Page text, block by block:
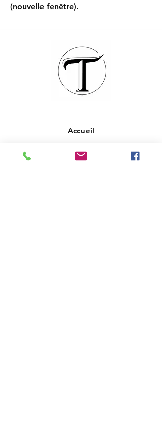
(nouvelle fenêtre).
Accueil
La boutique